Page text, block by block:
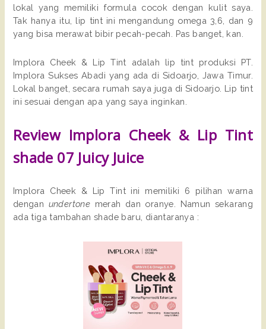
lokal yang memiliki formula cocok dengan kulit saya.
Tak hanya itu, lip tint ini mengandung omega 3,6, dan 9
yang bisa merawat bibir pecah-pecah. Pas banget, kan.
Implora Cheek & Lip Tint adalah lip tint produksi PT.
Implora Sukses Abadi yang ada di Sidoarjo, Jawa Timur.
Lokal banget, secara rumah saya juga di Sidoarjo. Lip tint
ini sesuai dengan apa yang saya inginkan.
Review Implora Cheek & Lip Tint
shade 07 Juicy Juice
Implora Cheek & Lip Tint ini memiliki 6 pilihan warna
dengan undertone merah dan oranye. Namun sekarang
ada tiga tambahan shade baru, diantaranya :